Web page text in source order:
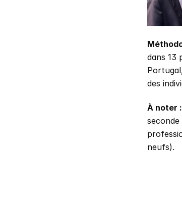
dans 13
des
À noter :
neufs).